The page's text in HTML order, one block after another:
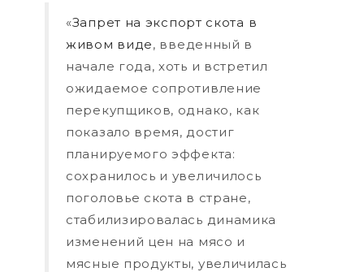
«Запрет на экспорт скота в
живом виде, введенный в
начале года, хоть и встретил
ожидаемое сопротивление
перекупщиков, однако, как
показало время, достиг
планируемого эффекта:
сохранилось и увеличилось
поголовье скота в стране,
стабилизировалась динамика
изменений цен на мясо и
мясные продукты, увеличилась